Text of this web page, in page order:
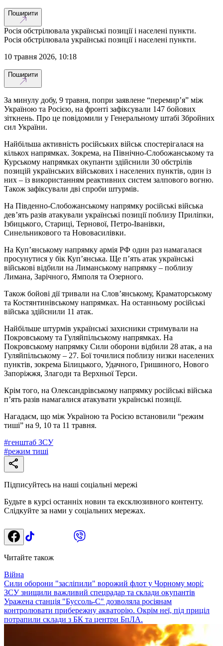
Поширити
Росія обстрілювала українські позиції і населені пункти.
Росія обстрілювала українські позиції і населені пункти.
10 травня 2026, 10:18
Поширити
За минулу добу, 9 травня, попри заявлене “перемир’я” між
Україною та Росією, на фронті зафіксували 147 бойових
зіткнень. Про це повідомили у Генеральному штабі Збройних
сил України.
Найбільша активність російських військ спостерігалася на
кількох напрямках. Зокрема, на Північно-Слобожанському та
Курському напрямках окупанти здійснили 30 обстрілів
позицій українських військових і населених пунктів, один із
них – із використанням реактивних систем залпового вогню.
Також зафіксували дві спроби штурмів.
На Південно-Слобожанському напрямку російські війська
дев’ять разів атакували українські позиції поблизу Приліпки,
Ізбицького, Стариці, Тернової, Петро-Іванівки,
Синельникового та Нововасилівки.
На Куп’янському напрямку армія РФ один раз намагалася
просунутися у бік Куп’янська. Ще п’ять атак українські
військові відбили на Лиманському напрямку – поблизу
Лимана, Зарічного, Ямполя та Озерного.
Також бойові дії тривали на Слов’янському, Краматорському
та Костянтинівському напрямках. На останньому російські
війська здійснили 11 атак.
Найбільше штурмів українські захисники стримували на
Покровському та Гуляйпільському напрямках. На
Покровському напрямку Сили оборони відбили 28 атак, а на
Гуляйпільському – 27. Бої точилися поблизу низки населених
пунктів, зокрема Білицького, Удачного, Гришиного, Нового
Запоріжжя, Злагоди та Верхньої Терси.
Крім того, на Олександрівському напрямку російські війська
п’ять разів намагалися атакувати українські позиції.
Нагадаєм, що між Україною та Росією встановили “режим
тиші” на 9, 10 та 11 травня.
#генштаб ЗСУ
#режим тиші
Підписуйтесь на наші соціальні мережі
Будьте в курсі останніх новин та ексклюзивного контенту.
Слідкуйте за нами у соціальних мережах.
Читайте також
Війна
Сили оборони "засліпили" ворожий флот у Чорному морі:
ЗСУ знищили важливий спецрадар та склади окупантів
Уражена станція "Буссоль-С" дозволяла росіянам
контролювати прибережну акваторію. Окрім неї, під приціл
потрапили склади з БК та центри БпЛА.